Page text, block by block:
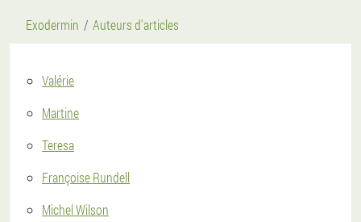
Exodermin Auteurs d'articles
Valérie
Martine
Teresa
Françoise Rundell
Michel Wilson